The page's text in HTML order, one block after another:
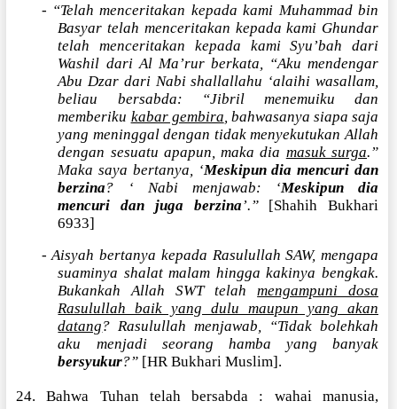
- “Telah menceritakan kepada kami Muhammad bin
Basyar telah menceritakan kepada kami Ghundar
telah menceritakan kepada kami Syu’bah dari
Washil dari Al Ma’rur berkata, “Aku mendengar
Abu Dzar dari Nabi shallallahu ‘alaihi wasallam,
beliau bersabda: “Jibril menemuiku dan
memberiku kabar gembira , bahwasanya siapa saja
yang meninggal dengan tidak menyekutukan Allah
dengan sesuatu apapun, maka dia masuk surga.”
Maka saya bertanya, ‘Meskipun dia mencuri dan
berzina? ‘ Nabi menjawab: ‘Meskipun dia
mencuri dan juga berzina’.”[Shahih Bukhari
6933]
-Aisyah bertanya kepada Rasulullah SAW, mengapa
suaminya shalat malam hingga kakinya bengkak.
Bukankah Allah SWT telahmengampuni dosa
Rasulullah baik yang dulu maupun yang akan
datang? Rasulullah menjawab, “Tidak bolehkah
aku menjadi seorang hamba yang banyak
bersyukur?” [HR Bukhari Muslim].
24. Bahwa Tuhan telah bersabda : wahai manusia,